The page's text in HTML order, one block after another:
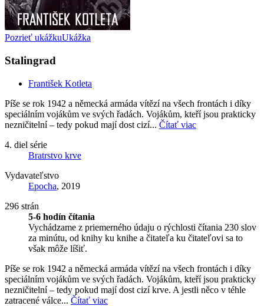
Pozrieť ukážkuUkážka
Stalingrad
František Kotleta
Píše se rok 1942 a německá armáda vítězí na všech frontách i díky
speciálním vojákům ve svých řadách. Vojákům, kteří jsou prakticky
nezničitelní – tedy pokud mají dost cizí... Čítať viac
4. diel série
Bratrstvo krve
Vydavateľstvo
Epocha, 2019
296 strán
5-6 hodín čítania
Vychádzame z priemerného údaju o rýchlosti čítania 230 slov
za minútu, od knihy ku knihe a čitateľa ku čitateľovi sa to
však môže líšiť.
Píše se rok 1942 a německá armáda vítězí na všech frontách i díky
speciálním vojákům ve svých řadách. Vojákům, kteří jsou prakticky
nezničitelní – tedy pokud mají dost cizí krve. A jestli něco v téhle
zatracené válce... Čítať viac